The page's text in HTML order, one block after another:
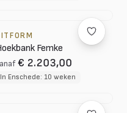
Femke
€ 2.203,00
In Enschede: 10 weken